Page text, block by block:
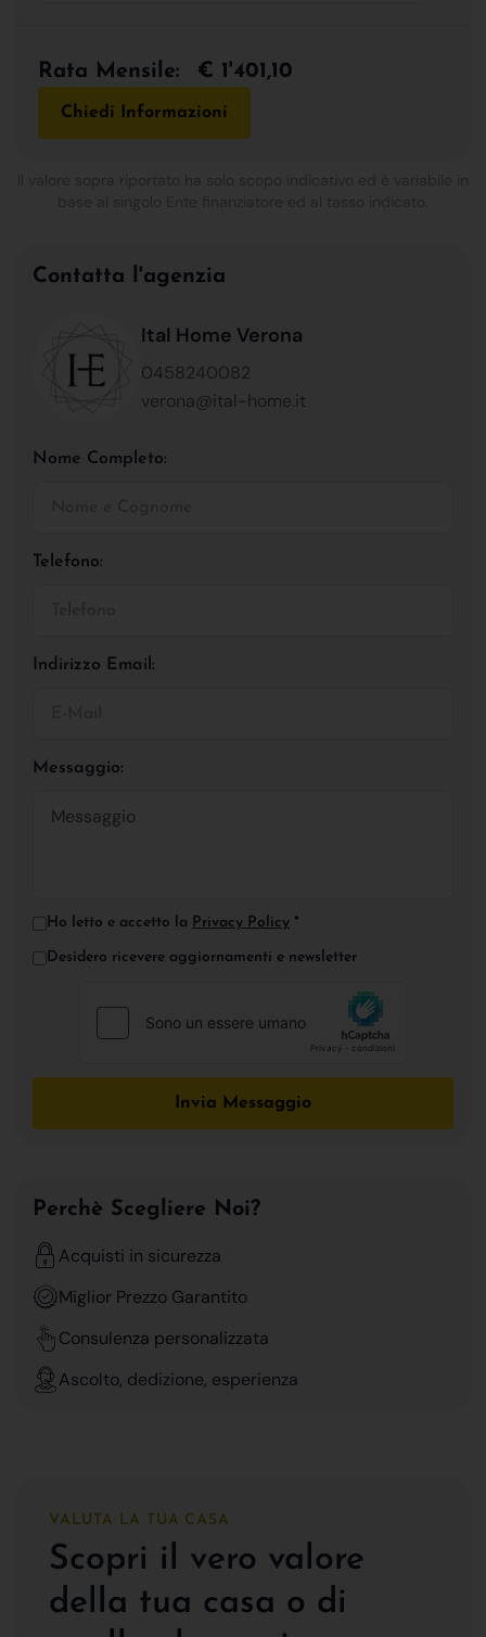
Rata Mensile: € 1'401,10
Chiedi Informazioni
Contatta l'agenzia
Ital Home Verona
0458240082
verona@ital-home.it
Nome Completo:
Telefono:
Indirizzo Email:
Messaggio:
Ho letto e accetto la Privacy Policy *
Desidero ricevere aggiornamenti e newsletter
Invia Messaggio
Perchè Scegliere Noi?
Acquisti in sicurezza
Miglior Prezzo Garantito
Consulenza personalizzata
Ascolto, dedizione, esperienza
VALUTA LA TUA CASA
Scopri il vero valore
della tua casa o di